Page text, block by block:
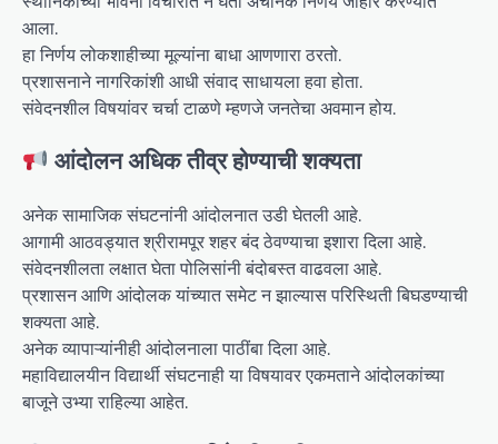
आला.
हा निर्णय लोकशाहीच्या मूल्यांना बाधा आणणारा ठरतो.
प्रशासनाने नागरिकांशी आधी संवाद साधायला हवा होता.
संवेदनशील विषयांवर चर्चा टाळणे म्हणजे जनतेचा अवमान होय.
आंदोलन अधिक तीव्र होण्याची शक्यता
अनेक सामाजिक संघटनांनी आंदोलनात उडी घेतली आहे.
आगामी आठवड्यात श्रीरामपूर शहर बंद ठेवण्याचा इशारा दिला आहे.
संवेदनशीलता लक्षात घेता पोलिसांनी बंदोबस्त वाढवला आहे.
प्रशासन आणि आंदोलक यांच्यात समेट न झाल्यास परिस्थिती बिघडण्याची
शक्यता आहे.
अनेक व्यापाऱ्यांनीही आंदोलनाला पाठींबा दिला आहे.
महाविद्यालयीन विद्यार्थी संघटनाही या विषयावर एकमताने आंदोलकांच्या
बाजूने उभ्या राहिल्या आहेत.